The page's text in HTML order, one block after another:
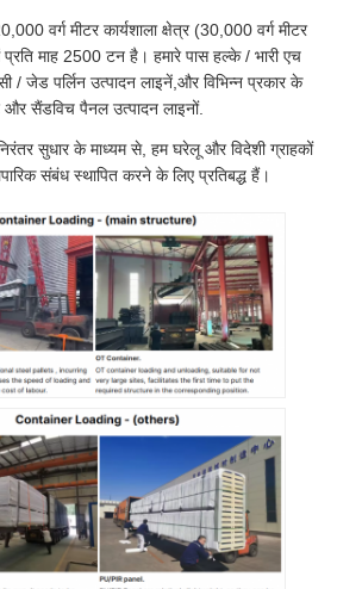
वर्ग मीटर कार्यशाला क्षेत्र (30,000 वर्ग मीटर
माह 2500 टन है। हमारे पास हल्के / भारी एच
/ जेड पर्लिन उत्पादन लाइनें,और विभिन्न प्रकार के
और सैंडविच पैनल उत्पादन लाइनों.
सुधार के माध्यम से, हम घरेलू और विदेशी ग्राहकों
संबंध स्थापित करने के लिए प्रतिबद्ध हैं।